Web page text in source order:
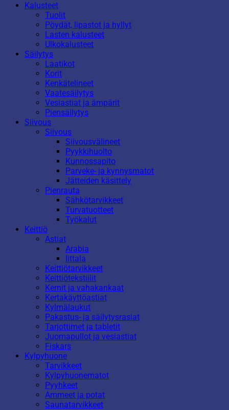
Kalusteet
Tuolit
Pöydät, lipastot ja hyllyt
Lasten kalusteet
Ulkokalusteet
Säilytys
Laatikot
Korit
Kenkätelineet
Vaatesäilytys
Vesiastiat ja ämpärit
Piensäilytys
Siivous
Siivous
Siivousvälineet
Pyykkihuolto
Kunnossapito
Parveke- ja kynnysmatot
Jätteiden käsittely
Pienrauta
Sähkötarvikkeet
Turvatuotteet
Työkalut
Keittiö
Astiat
Arabia
Iittala
Keittiötarvikkeet
Keittiötekstiilit
Kernit ja vahakankaat
Kertakäyttöastiat
Kylmälaukut
Pakastus- ja säilytysrasiat
Tarjottimet ja tabletit
Juomapullot ja vesiastiat
Fiskars
Kylpyhuone
Tarvikkeet
Kylpyhuonematot
Pyyhkeet
Ammeet ja potat
Saunatarvikkeet